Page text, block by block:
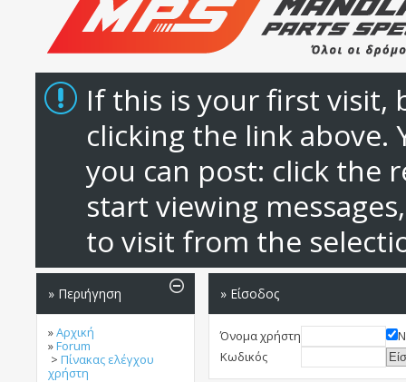
If this is your first visit,
clicking the link above.
you can post: click the
start viewing
to visit from the
» Περιήγηση
»Αρχική
»Forum
> Πίνακας ελέγχου
χρήστη
» Είσοδος
Όνομα χρήστη
Κωδικός